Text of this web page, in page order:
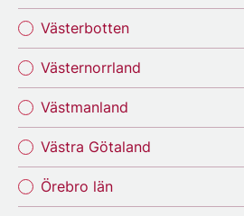
Västerbotten
Västernorrland
Västmanland
Västra Götaland
Örebro län